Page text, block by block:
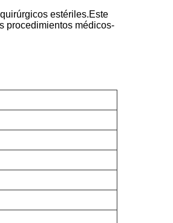
estériles.Este
procedimientos médicos-